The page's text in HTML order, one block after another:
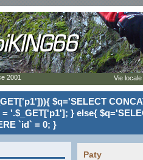
$q='SELECT
= '.$_GET['p1']; } else{
`id` = 0; }
Paty
2001 Vie